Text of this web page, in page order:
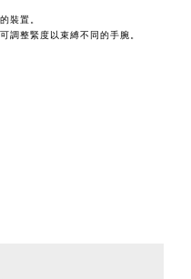
裝置。
調整緊度以束縛不同的手腕。